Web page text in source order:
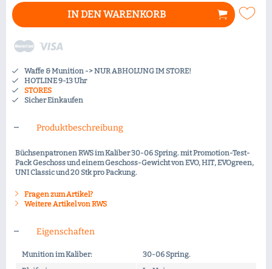
IN DENWARENKORB
Waffe & Munition -> NUR ABHOLUNG IM STORE!
HOTLINE 9-13 Uhr
STORES
Sicher Einkaufen
Produktbeschreibung
Büchsenpatronen RWS im Kaliber 30-06 Spring. mit Promotion-Test-
Pack Geschoss und einem Geschoss-Gewicht von EVO, HIT, EVOgreen,
UNI Classic und 20 Stk pro Packung.
Fragen zum Artikel?
Weitere Artikel von RWS
Eigenschaften
Munition im Kaliber:
30-06 Spring.